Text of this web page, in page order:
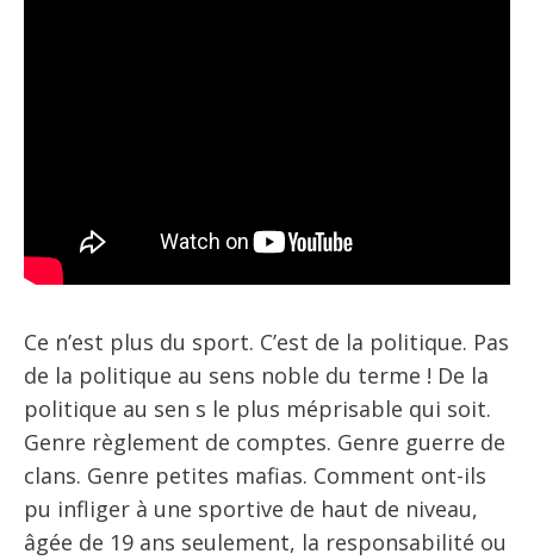
Ce n’est plus du sport. C’est de la politique. Pas
de la politique au sens noble du terme ! De la
politique au sen s le plus méprisable qui soit.
Genre règlement de comptes. Genre guerre de
clans. Genre petites mafias. Comment ont-ils
pu infliger à une sportive de haut de niveau,
âgée de 19 ans seulement, la responsabilité ou